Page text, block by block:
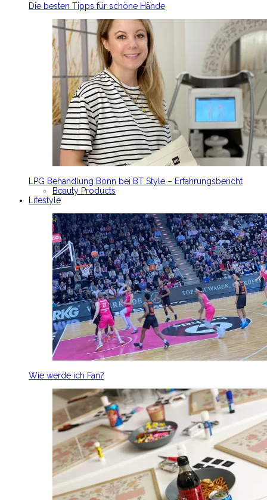
Die besten Tipps für schöne Hände
LPG Behandlung Bonn bei BT Style – Erfahrungsbericht
Beauty Products
Lifestyle
Wie werde ich Fan?